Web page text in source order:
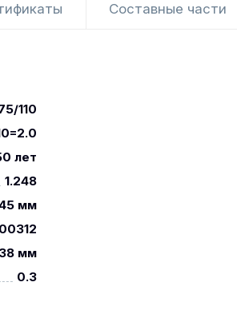
Составные части
110
лет
1.248
мм
мм
0.3